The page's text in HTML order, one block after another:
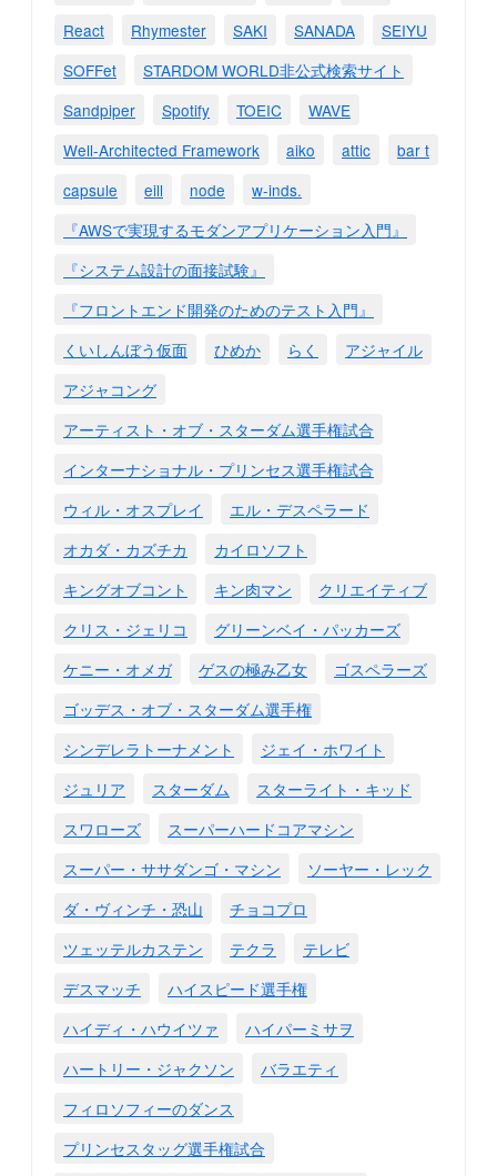
React
Rhymester SAKI SANADA
SEIYU
SOFFet
STARDOM WORLD非公式検索サイト
Sandpiper
Spotify TOEIC
WAVE
Well-Architected Framework
aiko attic
bar t
capsule
eill node
w-inds.
『AWSで実現するモダンアプリケーション入門』
『システム設計の面接試験』
『フロントエンド開発のためのテスト入門』
くいしんぼう仮面
ひめか らく
アジャイル
アジャコング
アーティスト・オブ・スターダム選手権試合
インターナショナル・プリンセス選手権試合
ウィル・オスプレイ
エル・デスペラード
オカダ・カズチカ
カイロソフト
キングオブコント
キン肉マン
クリエイティブ
クリス・ジェリコ
グリーンベイ・パッカーズ
ケニー・オメガ
ゲスの極み乙女
ゴスペラーズ
ゴッデス・オブ・スターダム選手権
シンデレラトーナメント
ジェイ・ホワイト
ジュリア
スターダム
スターライト・キッド
スワローズ
スーパーハードコアマシン
スーパー・ササダンゴ・マシン
ソーヤー・レック
ダ・ヴィンチ・恐山
チョコプロ
ツェッテルカステン
テクラ
テレビ
デスマッチ
ハイスピード選手権
ハイディ・ハウイツァ
ハイパーミサヲ
ハートリー・ジャクソン
バラエティ
フィロソフィーのダンス
プリンセスタッグ選手権試合